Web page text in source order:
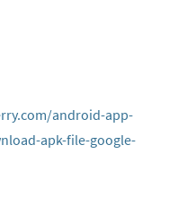
android-app-
apk-file-google-